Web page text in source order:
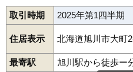
71 東光22条 8.9
72 緑町 8.8
73 神楽岡4条 8.8
74 春光1条 8.8万
取引時期 2025年第1四半期
住居表示 北海道旭川市大町
最寄駅 旭川駅から徒歩ー